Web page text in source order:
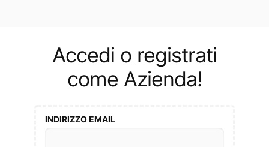
l
e
z
i
Accedi o registrati
come Azienda!
INDIRIZZO EMAIL